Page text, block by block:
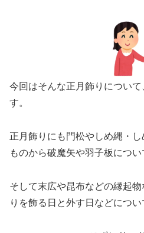
今回はそんな正月飾りについ
す。
正月飾りにも門松やしめ縄・
ものから破魔矢や羽子板につい
そして末広や昆布などの縁起
りを飾る日と外す日などについ